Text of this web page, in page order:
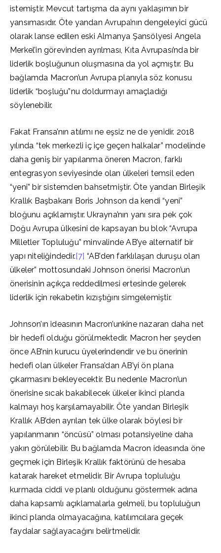
istemiştir. Mevcut tartışma da aynı yaklaşımın bir
yansımasıdır. Öte yandan Avrupa’nın dengeleyici gücü
olarak lanse edilen eski Almanya Şansölyesi Angela
Merkel’in görevinden ayrılması, Kıta Avrupası’nda bir
liderlik boşluğunun oluşmasına da yol açmıştır. Bu
bağlamda Macron’un Avrupa planıyla söz konusu
liderlik “boşluğu”nu doldurmayı amaçladığı
söylenebilir.
Fakat Fransa’nın atılımı ne eşsiz ne de yenidir. 2018
yılında “tek merkezli iç içe geçen halkalar” modelinde
daha geniş bir yapılanma öneren Macron, farklı
entegrasyon seviyesinde olan ülkeleri temsil eden
“yeni” bir sistemden bahsetmiştir. Öte yandan Birleşik
Krallık Başbakanı Boris Johnson da kendi “yeni”
bloğunu açıklamıştır. Ukrayna’nın yanı sıra pek çok
Doğu Avrupa ülkesini de kapsayan bu blok “Avrupa
Milletler Topluluğu” minvalinde AB’ye alternatif bir
yapı niteliğindedir.[7] “AB’den farklılaşan duruşu olan
ülkeler” mottosundaki Johnson önerisi Macron’un
önerisinin açıkça reddedilmesi ertesinde gelerek
liderlik için rekabetin kızıştığını simgelemiştir.
Johnson’ın ideasının Macron’unkine nazaran daha net
bir hedefi olduğu görülmektedir. Macron her şeyden
önce AB’nin kurucu üyelerindendir ve bu önerinin
hedefi olan ülkeler Fransa’dan AB’yi ön plana
çıkarmasını bekleyecektir. Bu nedenle Macron’un
önerisine sıcak bakabilecek ülkeler ikinci planda
kalmayı hoş karşılamayabilir. Öte yandan Birleşik
Krallık AB’den ayrılan tek ülke olarak böylesi bir
yapılanmanın “öncüsü” olması potansiyeline daha
yakın görülebilir. Bu bağlamda Macron ideasında öne
geçmek için Birleşik Krallık faktörünü de hesaba
katarak hareket etmelidir. Bir Avrupa topluluğu
kurmada ciddi ve planlı olduğunu göstermek adına
daha kapsamlı açıklamalarla gelmeli, bu topluluğun
ikinci planda olmayacağına, katılımcılara geçek
faydalar sağlayacağını belirtmelidir.